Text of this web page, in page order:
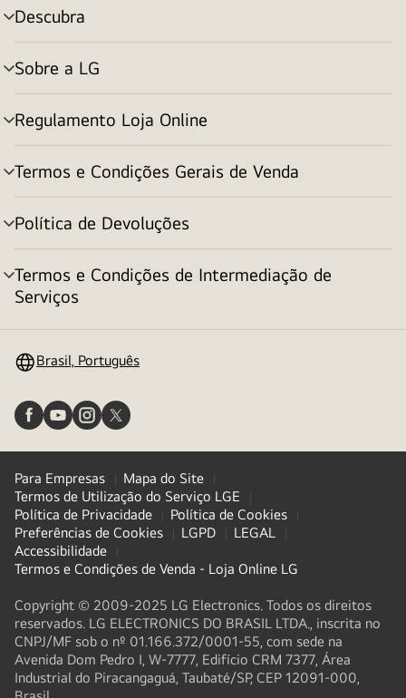
Descubra
alternar
menu
Sobre a LG
alternar
menu
Regulamento Loja Online
alternar
menu
Termos e Condições Gerais de Venda
alternar
menu
Política de Devoluções
alternar
menu
Termos e Condições de Intermediação de
Serviços
alternar
Brasil, Português
Para Empresas
Mapa do Site
Termos de Utilização do Serviço LGE
Política de Privacidade
Política de Cookies
Preferências de Cookies
LGPD
LEGAL
Accessibilidade
Termos e Condições de Venda - Loja Online LG
Copyright © 2009-2025 LG Electronics. Todos os direitos
reservados. LG ELECTRONICS DO BRASIL LTDA., inscrita no
CNPJ/MF sob o nº 01.166.372/0001-55, com sede na
Avenida Dom Pedro I, W-7777, Edifício CRM 7377, Área
Industrial do Piracangaguá, Taubaté/SP, CEP 12091-000,